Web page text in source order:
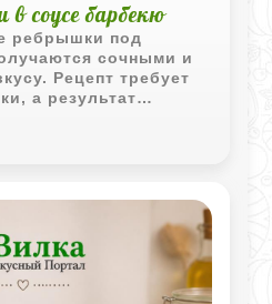
соусе барбекю
ребрышки под
сочными и
Рецепт требует
а результат
семейного ужина.